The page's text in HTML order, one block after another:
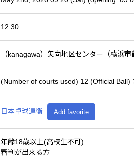
12:30
（kanagawa）矢向地区センター（横浜
(Number of courts used) 12 (Official Ball)
日本卓球連衡 Add favorite
年齢18歳以上(高校生不可)
審判が出来る方